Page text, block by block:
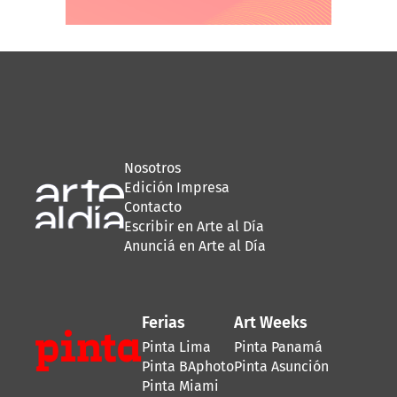
Nosotros
Edición Impresa
Contacto
Escribir en Arte al Día
Anunciá en Arte al Día
Ferias
Pinta Lima
Pinta BAphoto
Pinta Miami
Art Weeks
Pinta Panamá
Pinta Asunción